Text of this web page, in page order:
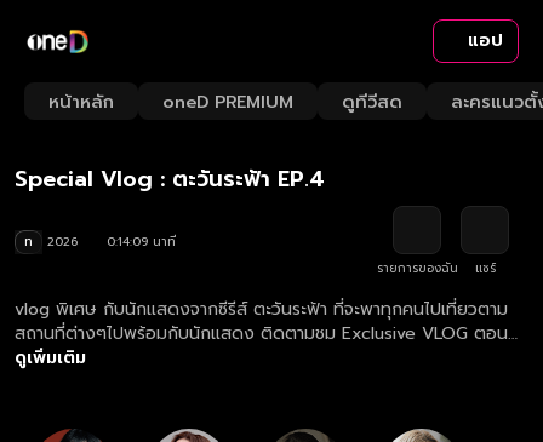
แอป
หน้าหลัก oneD PREMIUM ดูทีวีสด ละครแนวตั้
Play
Video
Loaded:
0.71%
1x
Rate
Special Vlog : ตะวันระฟ้า EP.4
ท 2026
0:14:09 นาที
รายการของฉัน
แชร์
vlog พิเศษ กับนักแสดงจากซีรีส์ ตะวันระฟ้า ที่จะพาทุกคนไปเที่ยวตาม
สถานที่ต่างๆไปพร้อมกับนักแสดง ติดตามชม Exclusive VLOG ตอน
ใหม่ ทุกวันอาทิตย์ 19:00 น. ที่แอป oneD ที่เดียว
ดูเพิ่มเติม